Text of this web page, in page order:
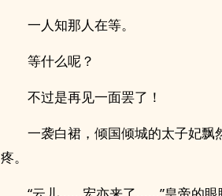
一人知那人在等。
等什么呢？
不过是再见一面罢了！
一袭白裙，倾国倾城的太子妃
疼。